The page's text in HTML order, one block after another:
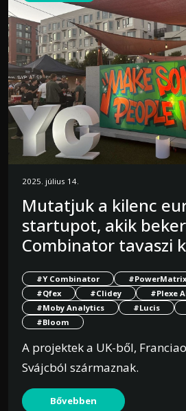
2025. július 14.
Mutatjuk a kilenc
startupot, akik
Combinator tavaszi
#Y Combinator #PowerMatrix
#Qfex
#Clidey
#Plexe
#Moby Analytics
#Lucis
#Bloom
A projektek a UK-ből,
Svájcból származnak.
Bővebben